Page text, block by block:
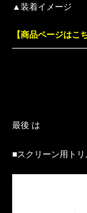
▲装着イメージ
【商品ページはこ
最後 は
■スクリーン用トリ